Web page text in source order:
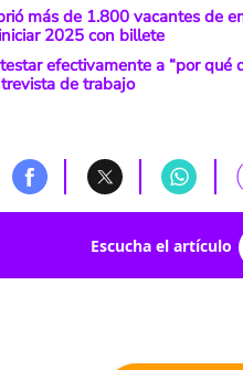
más de 1.800 vacantes de
2025 con billete
efectivamente a “por qué
de trabajo
Escucha el artículo